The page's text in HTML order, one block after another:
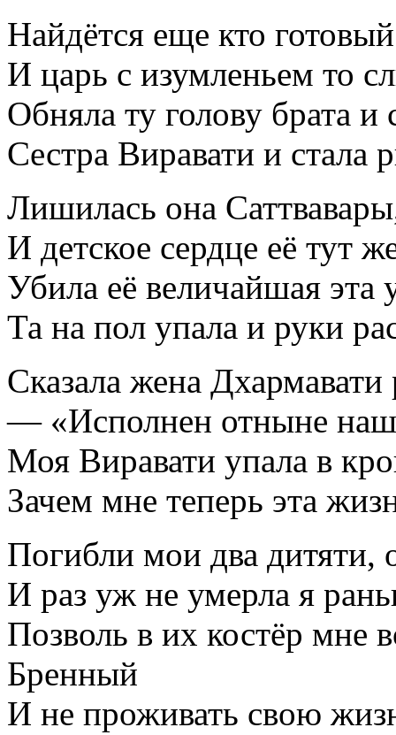
Найдётся еще кто
И царь с изумленьем то
Обняла ту голову брата и
Сестра Виравати и стала
Лишилась она
И детское сердце её тут
Убила её величайшая эта
Та на пол упала и руки
Сказала жена
— «Исполнен отныне
Моя Виравати упала в
Зачем мне теперь эта
Погибли мои два
И раз уж не умерла я
Позволь в их костёр мне
Бренный
И не проживать свою